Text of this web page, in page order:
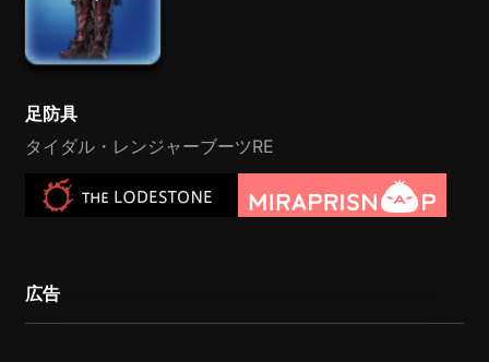
足防具
タイダル・レンジャーブーツRE
広告